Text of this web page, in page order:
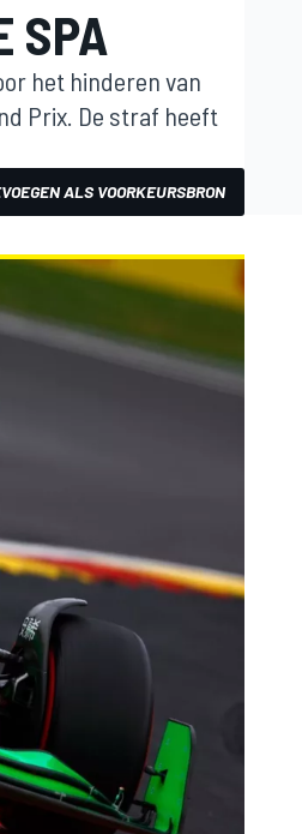
SPA
het hinderen van
Prix. De straf heeft
ALS VOORKEURSBRON